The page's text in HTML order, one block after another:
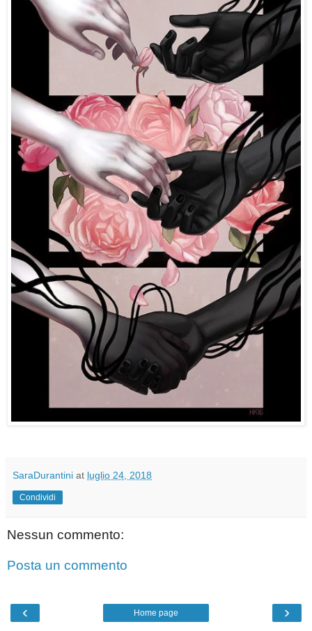
SaraDurantini at luglio 24, 2018
Condividi
Nessun commento:
Posta un commento
‹ ›
Home page